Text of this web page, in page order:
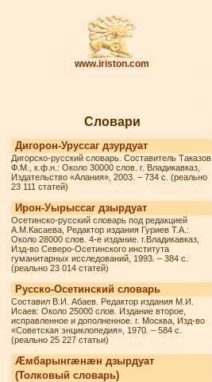
www.iriston.com
Словари
Дигорон-Уруссаг дзурдуат
Дигорско-русский словарь. Составитель Таказов
Ф.М., к.ф.н.: Около 30000 слов. г. Владикавказ,
Издательство «Алания», 2003. – 734 с. (реально
23 111 статей)
Ирон-Уырыссаг дзырдуат
Осетинско-русский словарь под редакцией
А.М.Касаева, Редактор издания Гуриев Т.А.:
Около 28000 слов. 4-е издание. г.Владикавказ,
Изд-во Северо-Осетинского института
гуманитарных исследований, 1993. – 384 с.
(реально 23 014 статей)
Русско-Осетинский словарь
Составил В.И. Абаев. Редактор издания М.И.
Исаев: Около 25000 слов. Издание второе,
исправленное и дополненное. г. Москва, Изд-во
«Советская энциклопедия», 1970. – 584 с.
(реально 25 227 статьи)
Æмбарынгæнæн дзырдуат
(Толковый словарь)